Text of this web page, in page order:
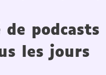
podcasts
les jours